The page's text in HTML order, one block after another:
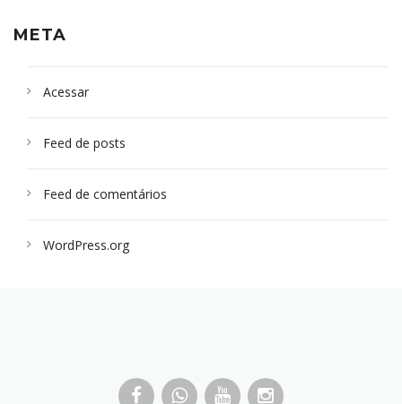
META
Acessar
Feed de posts
Feed de comentários
WordPress.org